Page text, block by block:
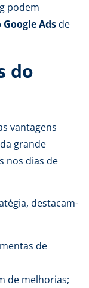
podem
Adsde
do
vantagens
grande
nos dias de
destacam-
de
de melhorias;